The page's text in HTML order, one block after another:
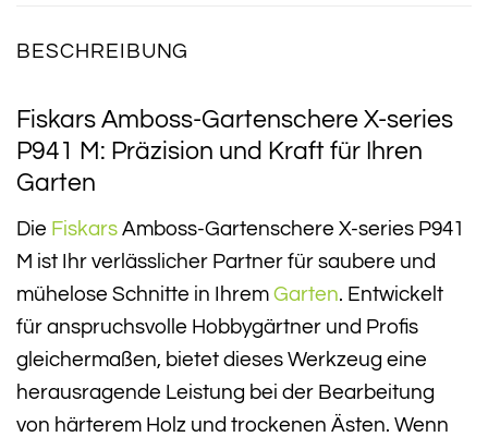
BESCHREIBUNG
Fiskars Amboss-Gartenschere X-series
P941 M: Präzision und Kraft für Ihren
Garten
Die Fiskars Amboss-Gartenschere X-series P941
M ist Ihr verlässlicher Partner für saubere und
mühelose Schnitte in Ihrem Garten. Entwickelt
für anspruchsvolle Hobbygärtner und Profis
gleichermaßen, bietet dieses Werkzeug eine
herausragende Leistung bei der Bearbeitung
von härterem Holz und trockenen Ästen. Wenn